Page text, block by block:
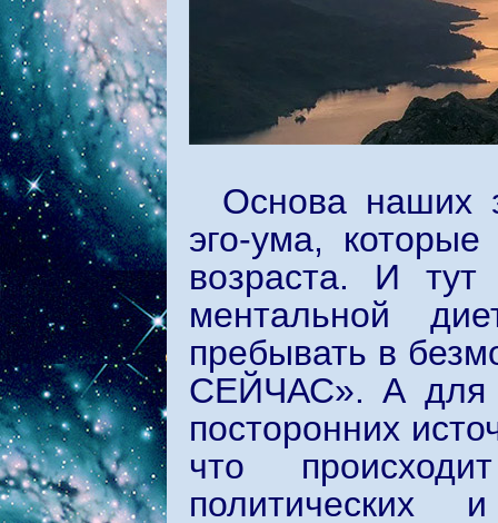
Основа наших
эго-ума,
возраста. И тут
ментальной
пребывать в
СЕЙЧАС». А для
посторонних
что
политических